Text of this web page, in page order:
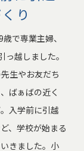
り
で専業主婦、
越しました。
生やお友だち
ばぁばの近く
入学前に引越
、学校が始まる
きました。小